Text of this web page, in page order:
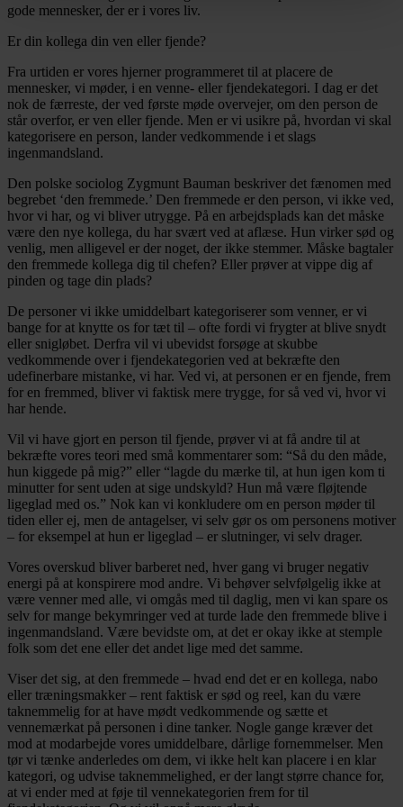
gode mennesker, der er i vores liv.
Er din kollega din ven eller fjende?
Fra urtiden er vores hjerner programmeret til at placere de
mennesker, vi møder, i en venne- eller fjendekategori. I dag er det
nok de færreste, der ved første møde overvejer, om den person de
står overfor, er ven eller fjende. Men er vi usikre på, hvordan vi skal
kategorisere en person, lander vedkommende i et slags
ingenmandsland.
Den polske sociolog Zygmunt Bauman beskriver det fænomen med
begrebet ‘den fremmede.’ Den fremmede er den person, vi ikke ved,
hvor vi har, og vi bliver utrygge. På en arbejdsplads kan det måske
være den nye kollega, du har svært ved at aflæse. Hun virker sød og
venlig, men alligevel er der noget, der ikke stemmer. Måske bagtaler
den fremmede kollega dig til chefen? Eller prøver at vippe dig af
pinden og tage din plads?
De personer vi ikke umiddelbart kategoriserer som venner, er vi
bange for at knytte os for tæt til – ofte fordi vi frygter at blive snydt
eller snigløbet. Derfra vil vi ubevidst forsøge at skubbe
vedkommende over i fjendekategorien ved at bekræfte den
udefinerbare mistanke, vi har. Ved vi, at personen er en fjende, frem
for en fremmed, bliver vi faktisk mere trygge, for så ved vi, hvor vi
har hende.
Vil vi have gjort en person til fjende, prøver vi at få andre til at
bekræfte vores teori med små kommentarer som: “Så du den måde,
hun kiggede på mig?” eller “lagde du mærke til, at hun igen kom ti
minutter for sent uden at sige undskyld? Hun må være fløjtende
ligeglad med os.” Nok kan vi konkludere om en person møder til
tiden eller ej, men de antagelser, vi selv gør os om personens motiver
– for eksempel at hun er ligeglad – er slutninger, vi selv drager.
Vores overskud bliver barberet ned, hver gang vi bruger negativ
energi på at konspirere mod andre. Vi behøver selvfølgelig ikke at
være venner med alle, vi omgås med til daglig, men vi kan spare os
selv for mange bekymringer ved at turde lade den fremmede blive i
ingenmandsland. Være bevidste om, at det er okay ikke at stemple
folk som det ene eller det andet lige med det samme.
Viser det sig, at den fremmede – hvad end det er en kollega, nabo
eller træningsmakker – rent faktisk er sød og reel, kan du være
taknemmelig for at have mødt vedkommende og sætte et
vennemærkat på personen i dine tanker. Nogle gange kræver det
mod at modarbejde vores umiddelbare, dårlige fornemmelser. Men
tør vi tænke anderledes om dem, vi ikke helt kan placere i en klar
kategori, og udvise taknemmelighed, er der langt større chance for,
at vi ender med at føje til vennekategorien frem for til